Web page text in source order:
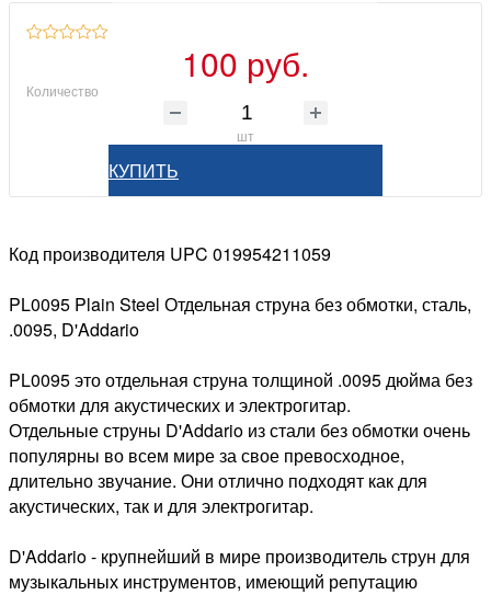
100 руб.
Количество
шт
КУПИТЬ
Код производителя UPC 019954211059
PL0095 Plain Steel Отдельная струна без обмотки, сталь,
.0095, D'Addario
PL0095 это отдельная струна толщиной .0095 дюйма без
обмотки для акустических и электрогитар.
Отдельные струны D'Addario из стали без обмотки очень
популярны во всем мире за свое превосходное,
длительно звучание. Они отлично подходят как для
акустических, так и для электрогитар.
D'Addario - крупнейший в мире производитель струн для
музыкальных инструментов, имеющий репутацию